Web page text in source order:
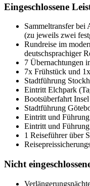
Eingeschlossene
Sammeltransfer bei
(zu jeweils zwei
Rundreise im
deutschsprachiger
7 Übernachtungen
7x Frühstück und
Stadtführung
Eintritt Elchpark
Bootsüberfahrt
Stadtführung
Eintritt und
Eintritt und
1 Reiseführer über
Nicht